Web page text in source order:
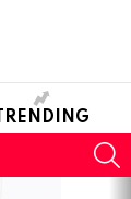
TRENDING